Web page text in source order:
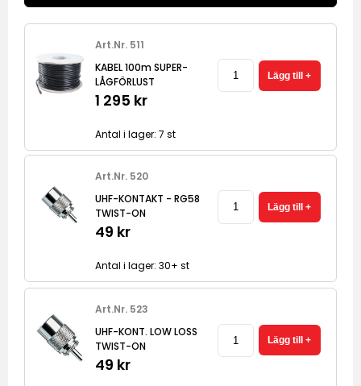
Art.Nr. 511
KABEL 100m SUPER-
LÅGFÖRLUST
1 295 kr
Antal i lager: 7 st
Art.Nr. 520
UHF-KONTAKT - RG58
TWIST-ON
49 kr
Antal i lager: 30+ st
Art.Nr. 523
UHF-KONT. LOW LOSS
TWIST-ON
49 kr